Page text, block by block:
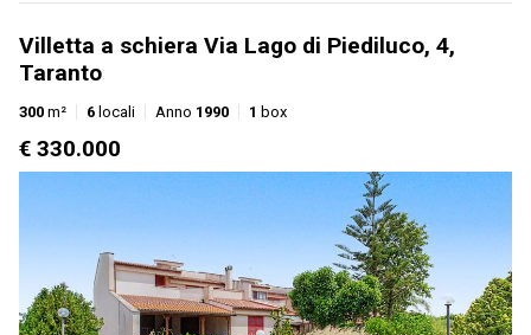
Villetta a schiera Via Lago di Piediluco, 4,
Taranto
300 m² 6 locali Anno 1990 1 box
€ 330.000